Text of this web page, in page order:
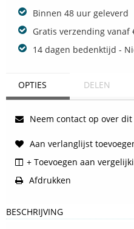
Binnen 48 uur geleverd
Gratis verzending vanaf
14 dagen bedenktijd -
OPTIES DELEN
Neem contact op over
Aan verlanglijst
+ Toevoegen aan
Afdrukken
BESCHRIJVING